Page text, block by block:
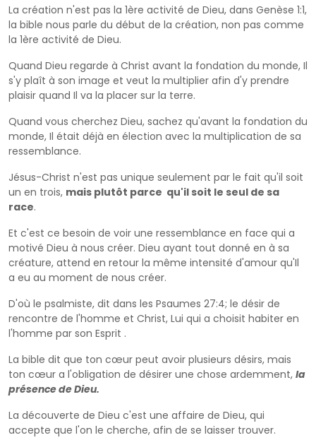
La création n'est pas la 1ère activité de Dieu, dans Genèse 1:1,
la bible nous parle du début de la création, non pas comme
la 1ère activité de Dieu.
Quand Dieu regarde à Christ avant la fondation du monde, Il
s'y plaît à son image et veut la multiplier afin d'y prendre
plaisir quand Il va la placer sur la terre.
Quand vous cherchez Dieu, sachez qu'avant la fondation du
monde, Il était déjà en élection avec la multiplication de sa
ressemblance.
Jésus-Christ n'est pas unique seulement par le fait qu'il soit
un en trois, mais plutôt parce qu'il soit le seul de sa
race.
Et c'est ce besoin de voir une ressemblance en face qui a
motivé Dieu à nous créer. Dieu ayant tout donné en à sa
créature, attend en retour la même intensité d'amour qu'Il
a eu au moment de nous créer.
D'où le psalmiste, dit dans les Psaumes 27:4; le désir de
rencontre de l'homme et Christ, Lui qui a choisit habiter en
l'homme par son Esprit .
La bible dit que ton cœur peut avoir plusieurs désirs, mais
ton cœur a l'obligation de désirer une chose ardemment, la
présence de Dieu.
La découverte de Dieu c'est une affaire de Dieu, qui
accepte que l'on le cherche, afin de se laisser trouver.